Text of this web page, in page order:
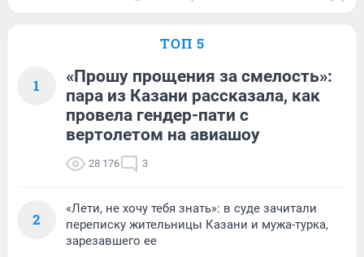
ТОП 5
1
«Прошу прощения за смелость»:
пара из Казани рассказала, как
провела гендер-пати с
вертолетом на авиашоу
28 176 3
2
«Лети, не хочу тебя знать»: в суде зачитали
переписку жительницы Казани и мужа-турка,
зарезавшего ее